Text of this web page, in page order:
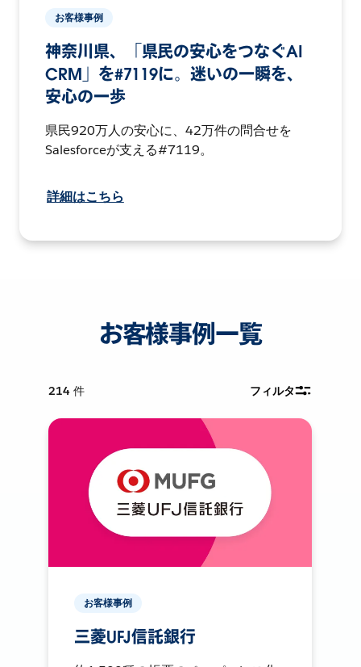
お客様事例
神奈川県、「県民の安心をつなぐAI
CRM」を#7119に。迷いの一瞬を、
安心の一歩
県民920万人の安心に、42万件の問合せを
Salesforceが支える#7119。
詳細はこちら
お客様事例一覧
214 件 フィルタ
お客様事例
三菱UFJ信託銀行